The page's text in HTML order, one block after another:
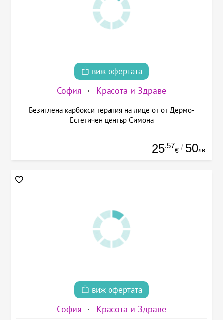
виж офертата
София Красота и Здраве
Безиглена карбокси терапия на лице от от Дермо-
Естетичен център Симона
25.57
€ / 50лв.
виж офертата
София Красота и Здраве